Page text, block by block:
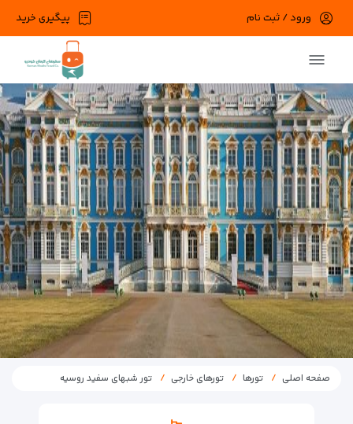
پیگیری خرید ورود / ثبت نام
صفحه اصلی تورها تورهای خارجی تور شبهای سفید روسیه